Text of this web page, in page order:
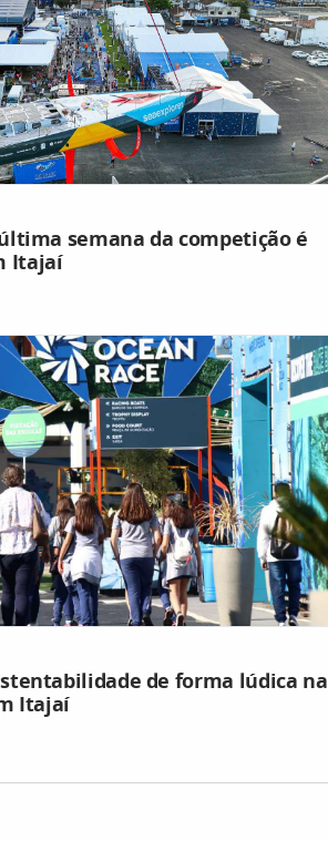
semana da competição é
Itajaí
de forma lúdica na
Itajaí